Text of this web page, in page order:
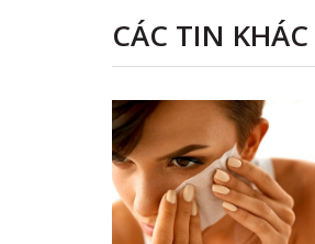
CÁC TIN KHÁC